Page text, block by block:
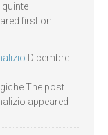
quinte
first on
Dicembre
The post
appeared